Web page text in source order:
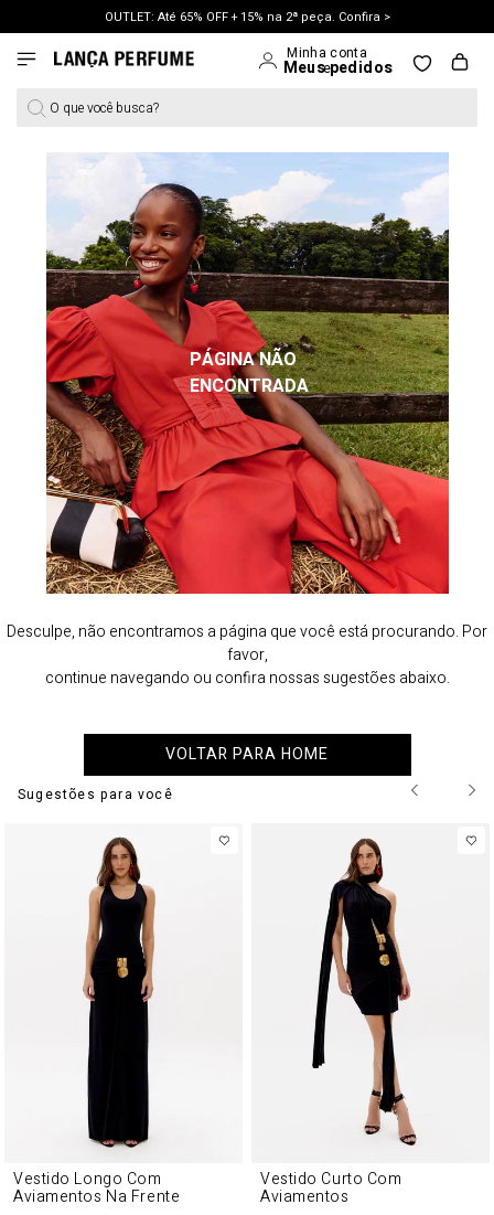
OUTLET: Até 65% OFF + 15% na 2ª peça. Confira >
LANÇAMENTO PRIMAVERA 27. Clique e aproveite.
O que você busca?
PÁGINA NÃO
ENCONTRADA
Desculpe, não encontramos a página que você está procurando. Por
favor,
continue navegando ou confira nossas sugestões abaixo.
VOLTAR PARA HOME
Sugestões para você
Vestido Longo Com
Aviamentos Na Frente
Vestido Curto Com
Aviamentos